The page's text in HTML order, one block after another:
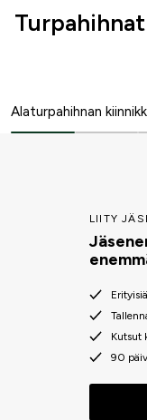
Turpahihnat
Alaturpahihnan
LIITY
Kutsut
90